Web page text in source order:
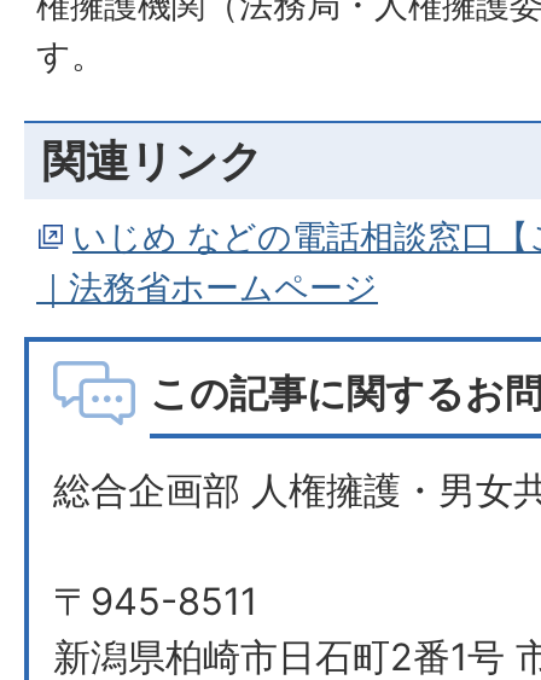
す。
関連リンク
いじめ などの電話相談窓口
｜法務省ホームページ
この記事に関するお
総合企画部 人権擁護・男女
〒945-8511
新潟県柏崎市日石町2番1号